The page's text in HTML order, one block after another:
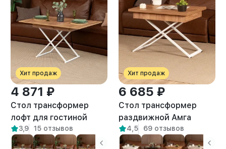
Хит продаж
4 871 ₽
Стол трансформер
лофт для гостиной
Кемь белый/амаретто
3,9 15 отзывов
Хит продаж
6 685 ₽
Стол трансформер
раздвижной Амга
белый/амаретто
4,5 69 отзывов